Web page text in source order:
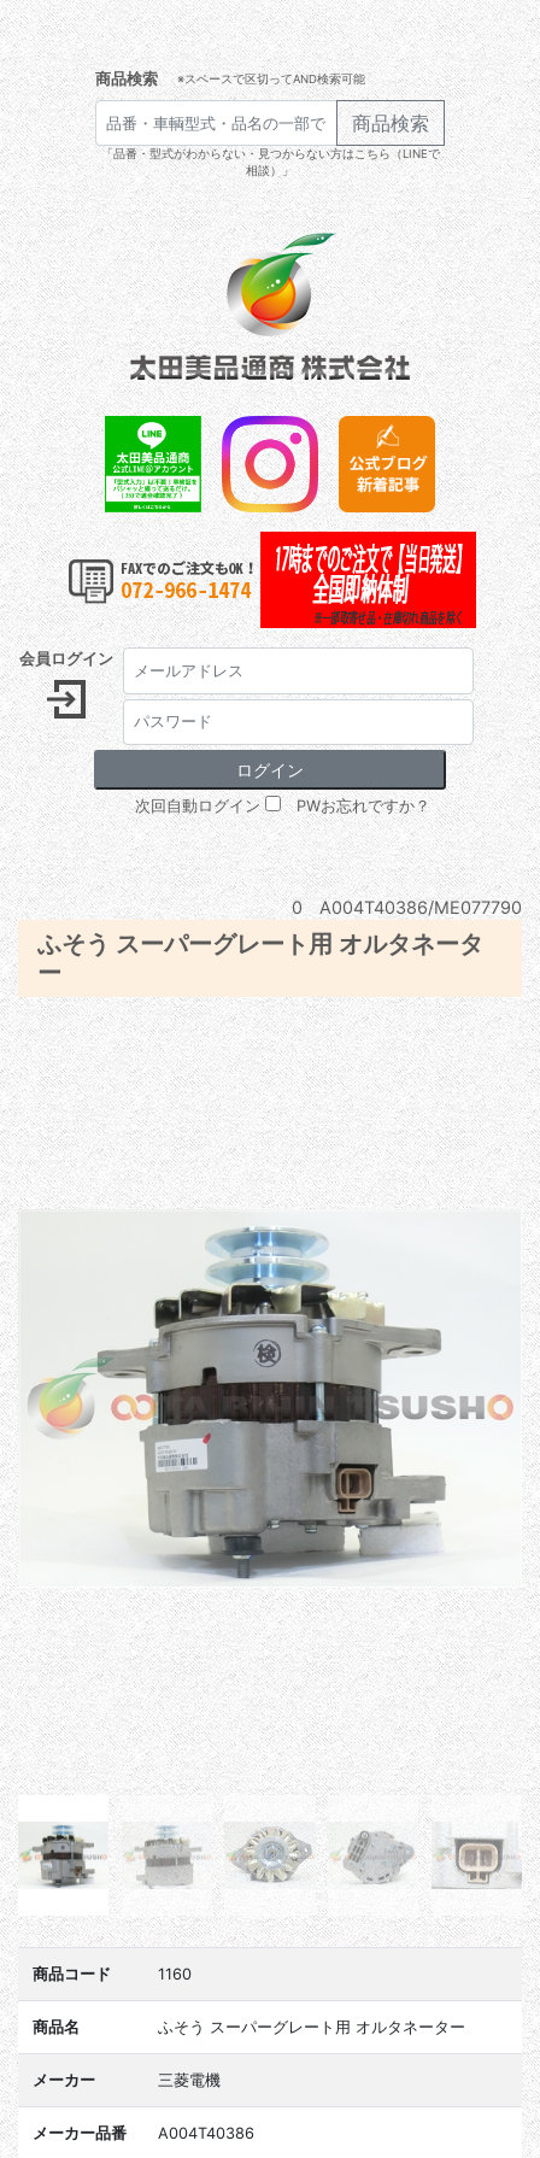
商品検索 ※スペースで区切ってAND検索可能
商品検索
「品番・型式がわからない・見つからない方はこちら（LINEで
相談）」
会員ログイン
次回自動ログイン PWお忘れですか？
0 A004T40386/ME077790
ふそう スーパーグレート用 オルタネータ
ー
商品コード 1160
商品名 ふそう スーパーグレート用 オルタネーター
メーカー 三菱電機
メーカー品番 A004T40386